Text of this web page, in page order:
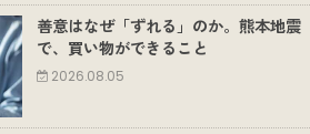
善意はなぜ「ずれる」のか。熊本地震
で、買い物ができること
2026.08.05